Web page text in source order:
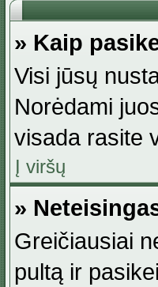
» Kaip
Visi jūsų
Norėdami
visada rasite
Į viršų
»
Greičiausiai
pultą ir